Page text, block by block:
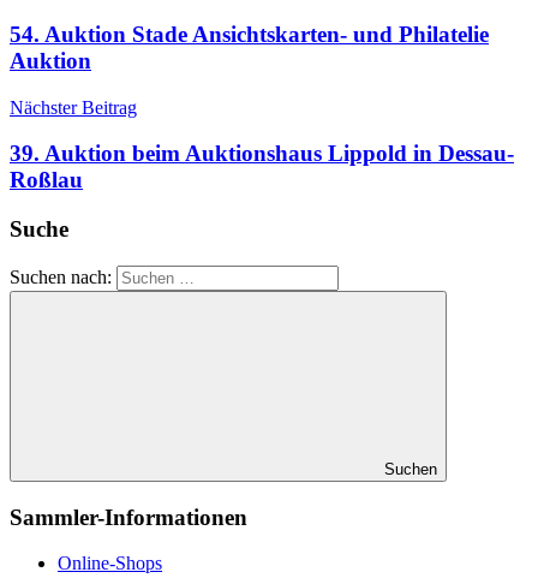
54. Auktion Stade Ansichtskarten- und Philatelie
Auktion
Nächster Beitrag
39. Auktion beim Auktionshaus Lippold in Dessau-
Roßlau
Suche
Suchen nach:
Suchen
Sammler-Informationen
Online-Shops